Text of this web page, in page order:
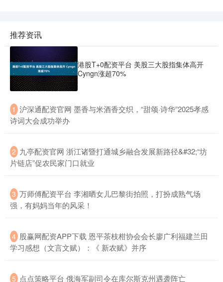
推荐资讯
港股T+0配资平台 美股三大股指集体高开
Cyngn涨超70%
1 ​沪深通配资官网 墨香与米酒香交织，“甜颂·诗华”2025孝感
诗词大会成功举办
2 ​九亭配资官网 浙江诸暨打通城乡融合发展新路径&#32;“坊
片链店”促农民家门口就业
3 ​万师傅配资平台 李湘晒女儿巴黎街拍照，打扮成熟气场
强，有妈妈当年的风采！
4 ​股赢网配资APP下载 恩平茶枝柑协会会长廖广利福建兰田
学习感想（文言文赋）：《 新农赋》并序
5 ​点点策略平台 俄海军副司令在库尔斯克州遇袭阵亡